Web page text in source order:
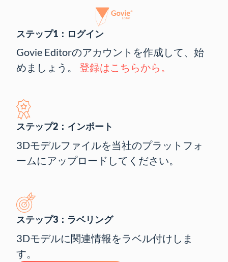
ステップ1：ログイン
Govie Editorのアカウントを作成して、始
めましょう。 登録はこちらから。
ステップ2：インポート
3Dモデルファイルを当社のプラットフォ
ームにアップロードしてください。
ステップ3：ラベリング
3Dモデルに関連情報をラベル付けしま
す。